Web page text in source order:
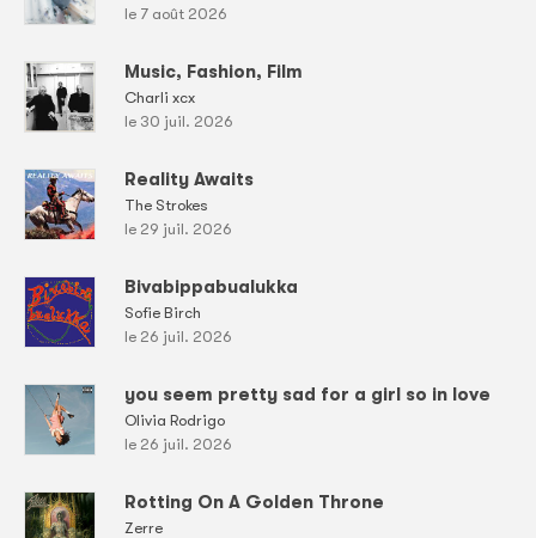
le 7 août 2026
Music, Fashion, Film
Charli xcx
le 30 juil. 2026
Reality Awaits
The Strokes
le 29 juil. 2026
Bivabippabualukka
Sofie Birch
le 26 juil. 2026
you seem pretty sad for a girl so in love
Olivia Rodrigo
le 26 juil. 2026
Rotting On A Golden Throne
Zerre